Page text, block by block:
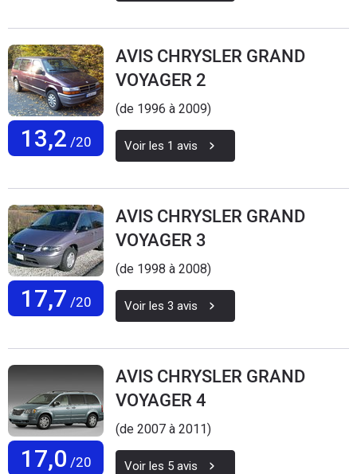
13,2 /20
AVIS CHRYSLER GRAND
VOYAGER 2
(de 1996 à 2009)
Voir les 1 avis
17,7 /20
AVIS CHRYSLER GRAND
VOYAGER 3
(de 1998 à 2008)
Voir les 3 avis
17,0 /20
AVIS CHRYSLER GRAND
VOYAGER 4
(de 2007 à 2011)
Voir les 5 avis